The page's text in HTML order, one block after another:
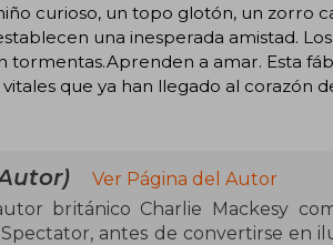
curioso, un topo glotón, un zorro
una inesperada amistad.
tormentas.Aprenden a amar. Esta
que ya han llegado al corazón
Ver Página del Autor
británico Charlie Mackesy
antes de convertirse en